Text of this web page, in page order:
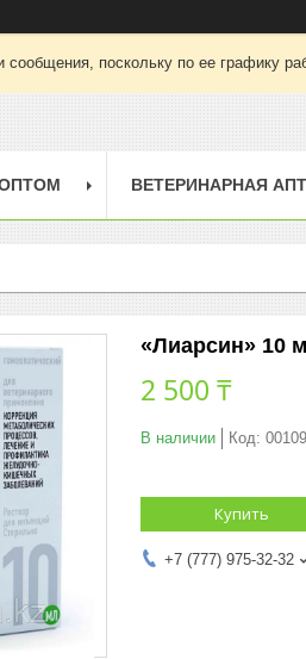
поскольку по ее графику
ВЕТЕРИНАРНАЯ
«Лиарсин» 10
2 500 ₸
В наличии Код:
Купить
+7 (777) 975-32-32